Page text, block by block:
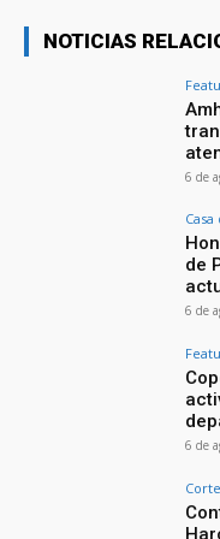
NOTICIAS
6 de
de
6 de
6 de